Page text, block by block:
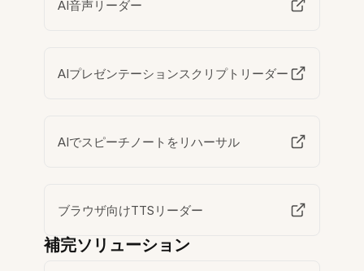
AI音声リーダー
AIプレゼンテーションスクリプトリーダー
AIでスピーチノートをリハーサル
ブラウザ向けTTSリーダー
補完ソリューション